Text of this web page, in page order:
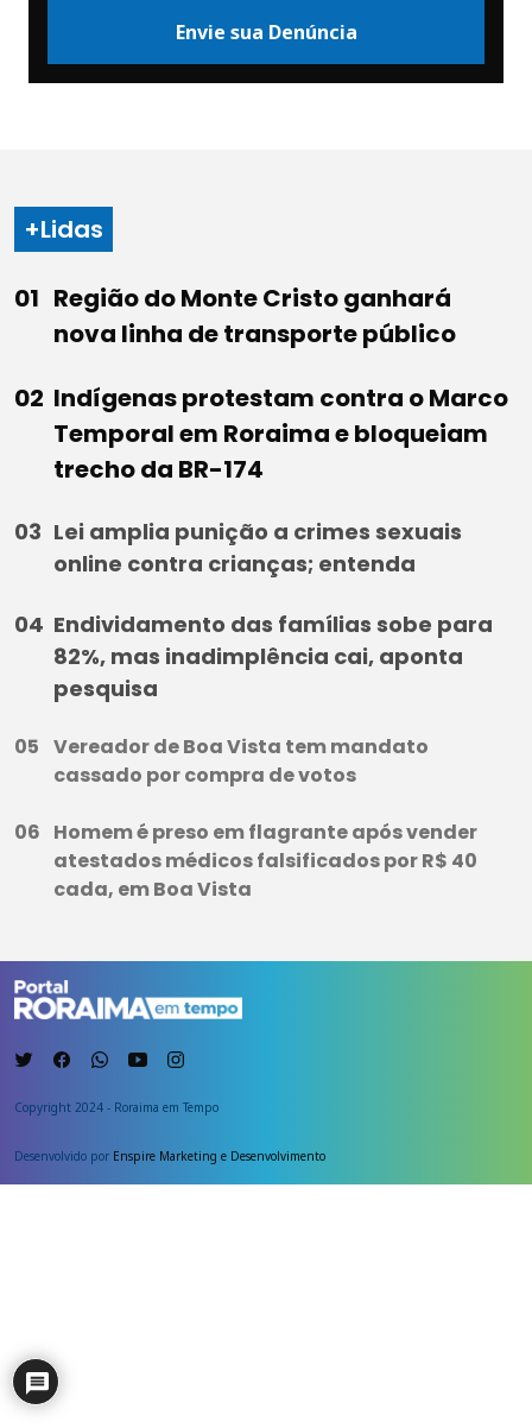
Envie sua Denúncia
+Lidas
Região do Monte Cristo ganhará
nova linha de transporte público
Indígenas protestam contra o Marco
Temporal em Roraima e bloqueiam
trecho da BR-174
Lei amplia punição a crimes sexuais
online contra crianças; entenda
Endividamento das famílias sobe para
82%, mas inadimplência cai, aponta
pesquisa
Vereador de Boa Vista tem mandato
cassado por compra de votos
Homem é preso em flagrante após vender
atestados médicos falsificados por R$ 40
cada, em Boa Vista
Copyright 2024 - Roraima em Tempo
Desenvolvido por Enspire Marketing e Desenvolvimento